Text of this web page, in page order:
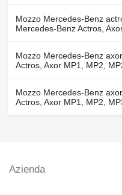
Mozzo Mercedes-Benz
Mercedes-Benz Actros,
Mozzo Mercedes-Benz
Actros, Axor MP1, MP2,
Mozzo Mercedes-Benz
Actros, Axor MP1, MP2,
Azienda